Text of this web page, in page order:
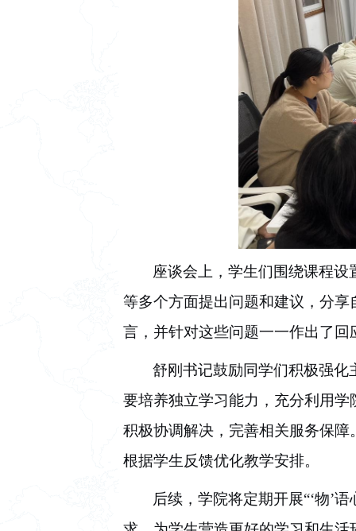
座谈会上，学生们围绕课程
等多个方面提出问题和建议，分
言，并针对这些问题一一作出了回
舒刚书记鼓励同学们积极强
要培养独立学习能力，充分利用
积极协调解决，完善相关服务保
根据学生反馈优化教学安排。
后续，学院将定期开展“‘物’